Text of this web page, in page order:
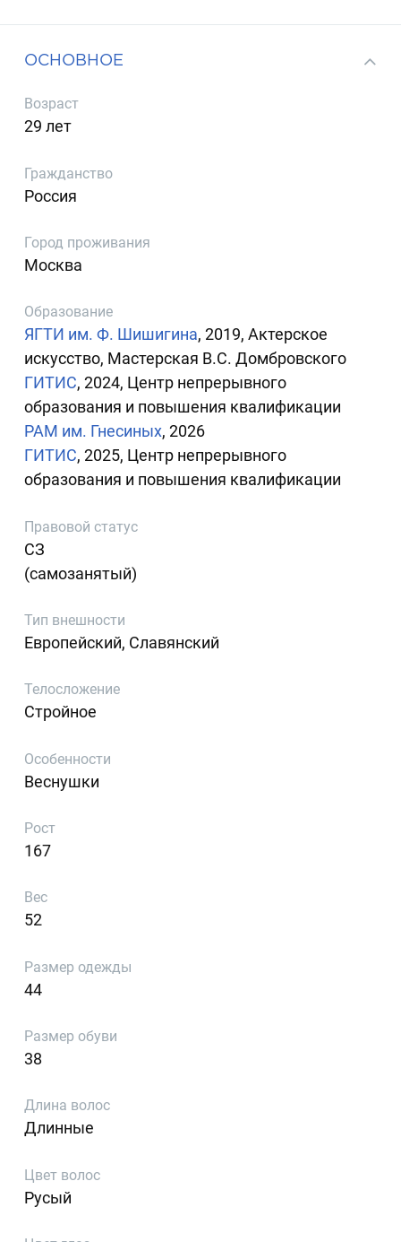
ОСНОВНОЕ
Возраст
29 лет
Гражданство
Россия
Город проживания
Москва
Образование
ЯГТИ им. Ф. Шишигина, 2019, Актерское
искусство, Мастерская В.С. Домбровского
ГИТИС, 2024, Центр непрерывного
образования и повышения квалификации
РАМ им. Гнесиных, 2026
ГИТИС, 2025, Центр непрерывного
образования и повышения квалификации
Правовой статус
СЗ
(самозанятый)
Тип внешности
Европейский, Славянский
Телосложение
Стройное
Особенности
Веснушки
Рост
167
Вес
52
Размер одежды
44
Размер обуви
38
Длина волос
Длинные
Цвет волос
Русый